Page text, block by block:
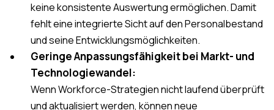
keine konsistente Auswertung ermöglichen. Damit
fehlt eine integrierte Sicht auf den Personalbestand
und seine Entwicklungsmöglichkeiten.
Geringe Anpassungsfähigkeit bei Markt- und
Technologiewandel:
Wenn Workforce-Strategien nicht laufend überprüft
und aktualisiert werden, können neue